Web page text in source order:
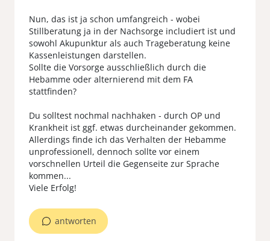
Nun, das ist ja schon umfangreich - wobei
Stillberatung ja in der Nachsorge includiert ist und
sowohl Akupunktur als auch Trageberatung keine
Kassenleistungen darstellen.
Sollte die Vorsorge ausschließlich durch die
Hebamme oder alternierend mit dem FA
stattfinden?
Du solltest nochmal nachhaken - durch OP und
Krankheit ist ggf. etwas durcheinander gekommen.
Allerdings finde ich das Verhalten der Hebamme
unprofessionell, dennoch sollte vor einem
vorschnellen Urteil die Gegenseite zur Sprache
kommen...
Viele Erfolg!
antworten